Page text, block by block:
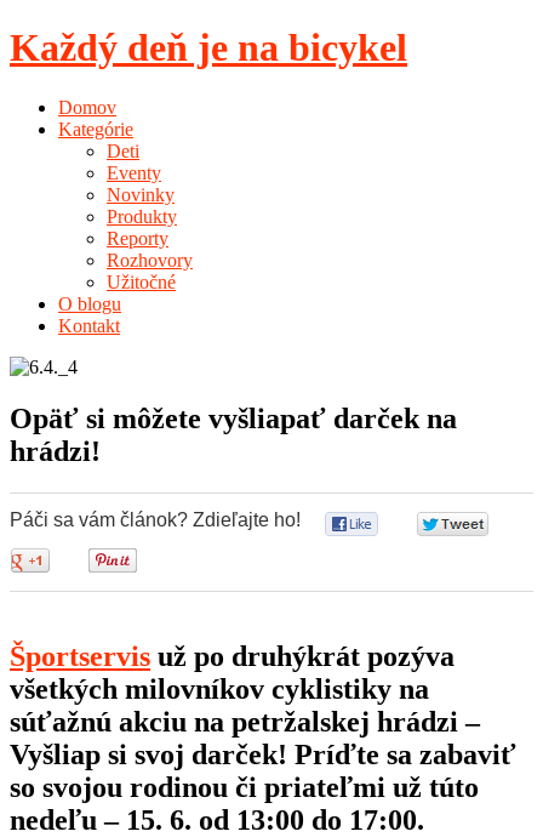
Každý deň je na bicykel
Domov
Kategórie
Deti
Eventy
Novinky
Produkty
Reporty
Rozhovory
Užitočné
O blogu
Kontakt
Opäť si môžete vyšliapať darček na
hrádzi!
Páči sa vám článok? Zdieľajte ho!
Športservis už po druhýkrát pozýva
všetkých milovníkov cyklistiky na
súťažnú akciu na petržalskej hrádzi –
Vyšliap si svoj darček! Príďte sa zabaviť
so svojou rodinou či priateľmi už túto
nedeľu – 15. 6. od 13:00 do 17:00.